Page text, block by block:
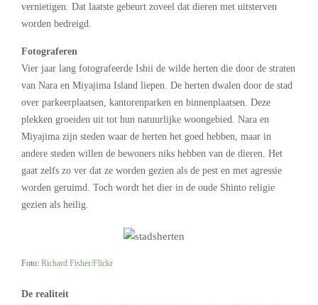
vernietigen. Dat laatste gebeurt zoveel dat dieren met uitsterven
worden bedreigd.
Fotograferen
Vier jaar lang fotografeerde Ishii de wilde herten die door de straten
van Nara en Miyajima Island liepen. De herten dwalen door de stad
over parkeerplaatsen, kantorenparken en binnenplaatsen. Deze
plekken groeiden uit tot hun natuurlijke woongebied. Nara en
Miyajima zijn steden waar de herten het goed hebben, maar in
andere steden willen de bewoners niks hebben van de dieren. Het
gaat zelfs zo ver dat ze worden gezien als de pest en met agressie
worden geruimd. Toch wordt het dier in de oude Shinto religie
gezien als heilig.
Foto: Richard Fisher/Flickr
De realiteit